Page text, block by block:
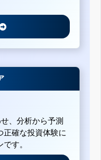
、分析から予測
正確な投資体験に
す。